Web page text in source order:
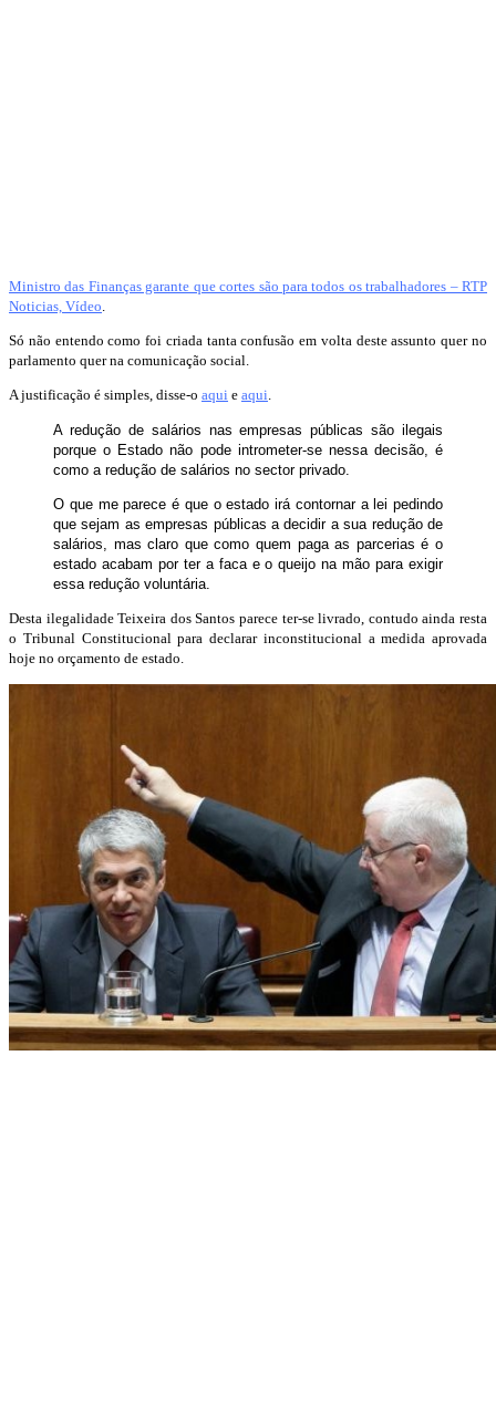
Ministro das Finanças garante que cortes são para todos os trabalhadores – RTP
Noticias, Vídeo
Só não entendo como foi criada tanta confusão em volta deste assunto quer no
parlamento quer na comunicação social.
A justificação é simples, disse-o aqui e aqui.
A redução de salários nas empresas públicas são ilegais
porque o Estado não pode intrometer-se nessa decisão, é
como a redução de salários no sector privado.
O que me parece é que o estado irá contornar a lei pedindo
que sejam as empresas públicas a decidir a sua redução de
salários, mas claro que como quem paga as parcerias é o
estado acabam por ter a faca e o queijo na mão para exigir
essa redução voluntária.
Desta ilegalidade Teixeira dos Santos parece ter-se livrado, contudo ainda resta
o Tribunal Constitucional para declarar inconstitucional a medida aprovada
hoje no orçamento de estado.